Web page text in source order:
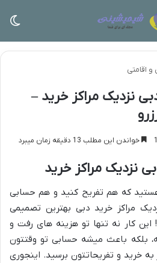
اقامتی
نزدیک مراکز خرید –
خواندن این مطلب 13 دقیقه زمان میبرد
نزدیک مراکز خرید
که هم تفریح کنید و هم حسابی
مراکز خرید دبی بهترین تصمیمی
کار نه تنها تو هزینه های رفت و
بلکه باعث میشه حسابی تو وقتتون
خرید و تفریحاتتون برسید. اینجوری